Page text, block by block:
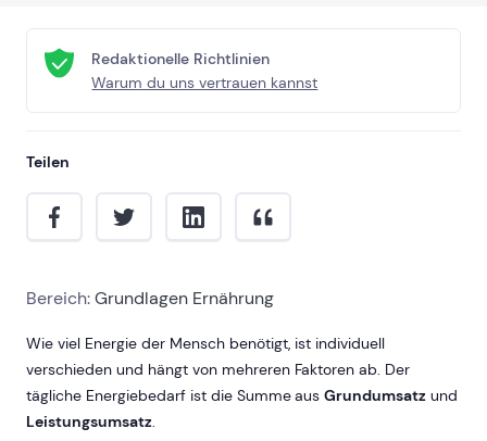
Redaktionelle Richtlinien
Warum du uns vertrauen kannst
Teilen
Bereich:Grundlagen Ernährung
Wie viel Energie der Mensch benötigt, ist individuell
verschieden und hängt von mehreren Faktoren ab. Der
tägliche Energiebedarf ist die Summe ausGrundumsatz und
Leistungsumsatz.